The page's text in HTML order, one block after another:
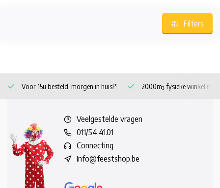
Filters
Voor 15u besteld, morgen in huis!* 2000m² fysieke winkel in
Veelgestelde vragen
011/54.41.01
Connecting
Info@feestshop.be